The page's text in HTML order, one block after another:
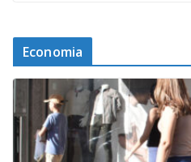
Economia